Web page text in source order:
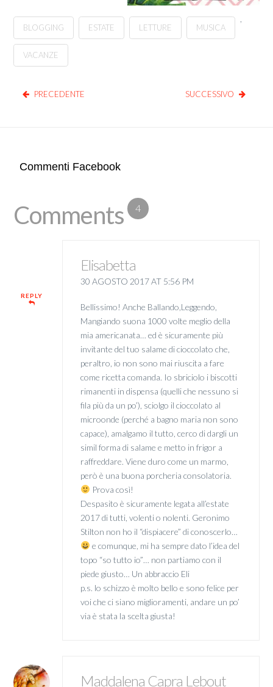
BLOGGING ESTATE LETTURE MUSICA
VACANZE
PRECEDENTE SUCCESSIVO
Commenti Facebook
Comments 4
REPLY
Elisabetta
30 AGOSTO 2017 AT 5:56 PM
Bellissimo! Anche Ballando,Leggendo,
Mangiando suona 1000 volte meglio della
mia americanata… ed è sicuramente più
invitante del tuo salame di cioccolato che,
peraltro, io non sono mai riuscita a fare
come ricetta comanda. Io sbriciolo i biscotti
rimanenti in dispensa (quelli che nessuno si
fila più da un po’), sciolgo il cioccolato al
microonde (perché a bagno maria non sono
capace), amalgamo il tutto, cerco di dargli un
simil forma di salame e metto in frigor a
raffreddare. Viene duro come un marmo,
però è una buona porcheria consolatoria.
Prova così!
Despasito è sicuramente legata all’estate
2017 di tutti, volenti o nolenti. Geronimo
Stilton non ho il “dispiacere” di conoscerlo…
e comunque, mi ha sempre dato l’idea del
topo “so tutto io”… non partiamo con il
piede giusto… Un abbraccio Eli
p.s. lo schizzo è molto bello e sono felice per
voi che ci siano miglioramenti, andare un po’
via è stata la scelta giusta!
Maddalena Capra Lebout